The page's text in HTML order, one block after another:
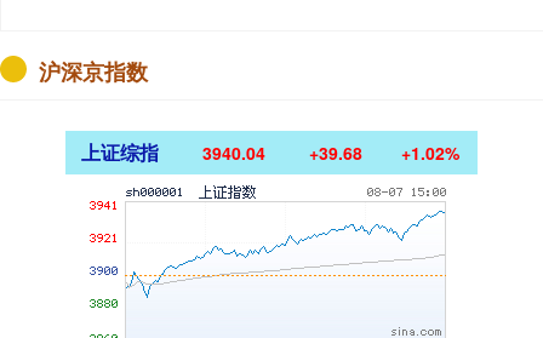
沪深京指数
上证综指 3940.04 +39.68 +1.02%